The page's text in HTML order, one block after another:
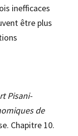
inefficaces
être plus
Pisani-
de
Chapitre 10.